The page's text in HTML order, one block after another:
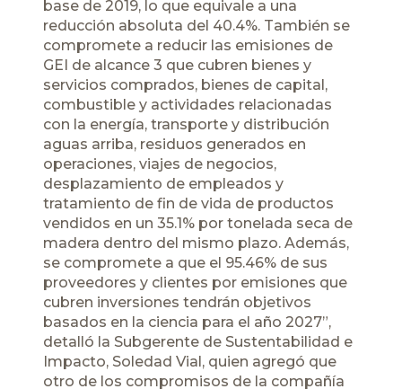
base de 2019, lo que equivale a una
reducción absoluta del 40.4%. También se
compromete a reducir las emisiones de
GEI de alcance 3 que cubren bienes y
servicios comprados, bienes de capital,
combustible y actividades relacionadas
con la energía, transporte y distribución
aguas arriba, residuos generados en
operaciones, viajes de negocios,
desplazamiento de empleados y
tratamiento de fin de vida de productos
vendidos en un 35.1% por tonelada seca de
madera dentro del mismo plazo. Además,
se compromete a que el 95.46% de sus
proveedores y clientes por emisiones que
cubren inversiones tendrán objetivos
basados en la ciencia para el año 2027”,
detalló la Subgerente de Sustentabilidad e
Impacto, Soledad Vial, quien agregó que
otro de los compromisos de la compañía